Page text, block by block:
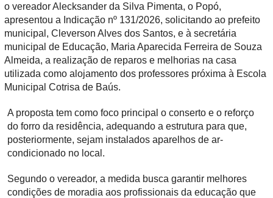
o vereador Alecksander da Silva Pimenta, o Popó,
apresentou a Indicação nº 131/2026, solicitando ao prefeito
municipal, Cleverson Alves dos Santos, e à secretária
municipal de Educação, Maria Aparecida Ferreira de Souza
Almeida, a realização de reparos e melhorias na casa
utilizada como alojamento dos professores próxima à Escola
Municipal Cotrisa de Baús.
A proposta tem como foco principal o conserto e o reforço
do forro da residência, adequando a estrutura para que,
posteriormente, sejam instalados aparelhos de ar-
condicionado no local.
Segundo o vereador, a medida busca garantir melhores
condições de moradia aos profissionais da educação que